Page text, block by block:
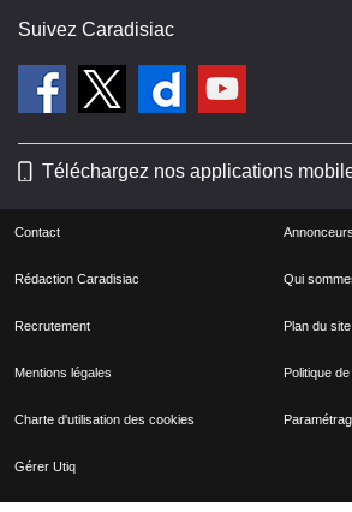
Suivez Caradisiac
Téléchargez nos applications
Contact Annonceurs
Rédaction Caradisiac Qui
Recrutement Plan du site
Mentions légales Politique
Charte d'utilisation des cookies
Gérer Utiq